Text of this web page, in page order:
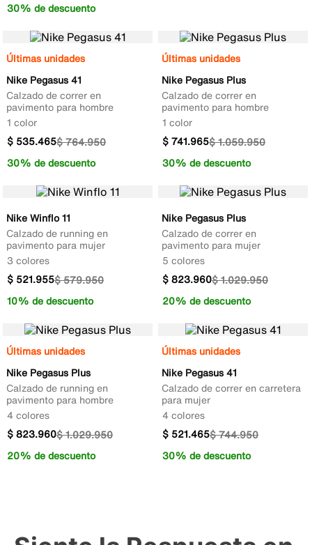
30% de descuento
Últimas unidades
Nike Pegasus 41
Calzado de correr en
pavimento para hombre
1 color
$764.950
$ 535.465
30% de descuento
Últimas unidades
Nike Pegasus Plus
Calzado de correr en
pavimento para hombre
1 color
$1.059.950
$741.965
30% de descuento
Nike Winflo 11
Calzado de running en
pavimento para mujer
3 colores
$579.950
$ 521.955
10% de descuento
Nike Pegasus Plus
Calzado de correr en
pavimento para mujer
5 colores
$1.029.950
$823.960
20% de descuento
Últimas unidades
Nike Pegasus Plus
Calzado de running en
pavimento para hombre
4 colores
$1.029.950
$823.960
20% de descuento
Últimas unidades
Nike Pegasus 41
Calzado de correr en carretera
para mujer
4 colores
$744.950
$ 521.465
30% de descuento